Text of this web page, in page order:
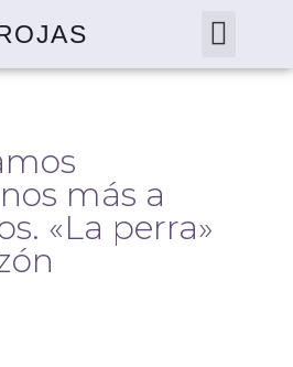
más a
«La perra»